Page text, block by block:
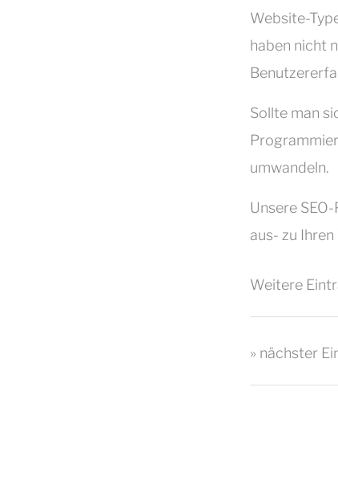
Website-
haben nicht
Sollte man
umwandeln.
Unsere
aus- zu
Weitere
» nächster